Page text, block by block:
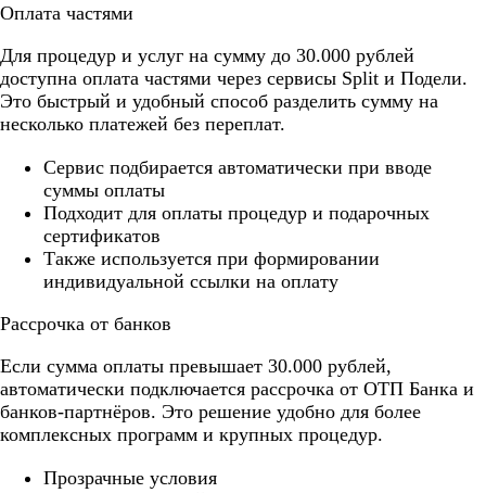
Оплата частями
Для процедур и услуг на сумму до 30.000 рублей
доступна оплата частями через сервисы Split и Подели.
Это быстрый и удобный способ разделить сумму на
несколько платежей без переплат.
Cервис подбирается автоматически при вводе
суммы оплаты
Подходит для оплаты процедур и подарочных
сертификатов
Также используется при формировании
индивидуальной ссылки на оплату
Рассрочка от банков
Если сумма оплаты превышает 30.000 рублей,
автоматически подключается рассрочка от ОТП Банка и
банков-партнёров. Это решение удобно для более
комплексных программ и крупных процедур.
Прозрачные условия